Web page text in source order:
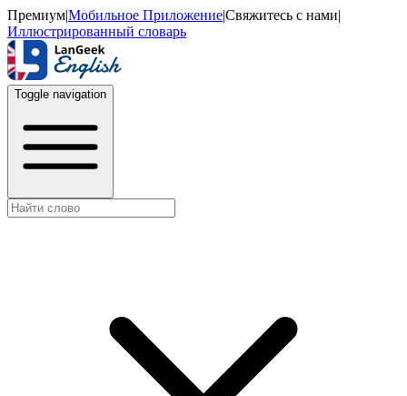
Премиум|Мобильное Приложение|Свяжитесь с нами|
Иллюстрированный словарь
Toggle navigation